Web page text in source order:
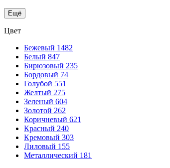
Ещё
Цвет
Бежевый 1482
Белый 847
Бирюзовый 235
Бордовый 74
Голубой 551
Желтый 275
Зеленый 604
Золотой 262
Коричневый 621
Красный 240
Кремовый 303
Лиловый 155
Металлический 181